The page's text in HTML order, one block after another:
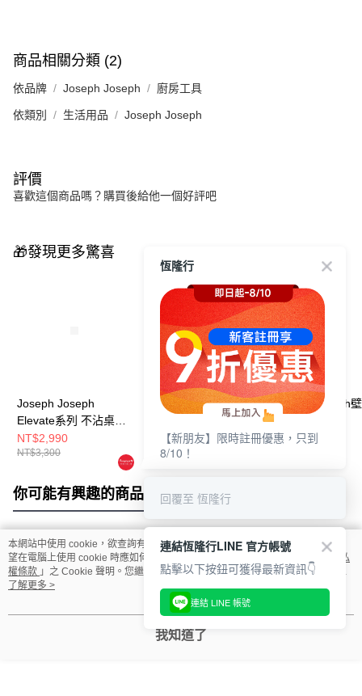
商品相關分類 (2)
依品牌 Joseph Joseph 廚房工具
依類別 生活用品 Joseph Joseph
評價
喜歡這個商品嗎？購買後給他一個好評吧
🎁發現更多驚喜
Joseph Joseph
Elevate系列 不沾桌矽
膠料理鏟杓5件組(附立
座)
NT$2,990
NT$3,300
Joseph Joseph
Elevate系列 不沾桌矽
膠料理鏟杓3件組(附立
座)
NT$1,990
NT$2,220
Joseph Joseph
納刀具四件組
NT$1,690
你可能有興趣的商品 全站排行
熱門標籤
本網站中使用 cookie，欲查詢有關本網站使用 cookie 方式之詳情，及若您不希
望在電腦上使用 cookie 時應如何變更電腦的 cookie 設定，請參閱本網站「
隱私
權條款 」之 Cookie 聲明。您繼續使用本網站即表示您同意本公司得按本網站使
用條款之 Cookie 聲明使用 cookie。
了解更多 >
我知道了
恆隆行
【新朋友】限時註冊優惠，只到
8/10！
回覆至 恆隆行
連結恆隆行LINE 官方帳號
點擊以下按鈕可獲得最新資訊👇
連結 LINE 帳號